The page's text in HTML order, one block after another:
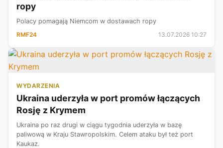
ropy
Polacy pomagają Niemcom w dostawach ropy
RMF24
13.07.2026 10:27
WYDARZENIA
Ukraina uderzyła w port promów łączących
Rosję z Krymem
Ukraina po raz drugi w ciągu tygodnia uderzyła w bazę
paliwową w Kraju Stawropolskim. Celem ataku był też port
Kaukaz.